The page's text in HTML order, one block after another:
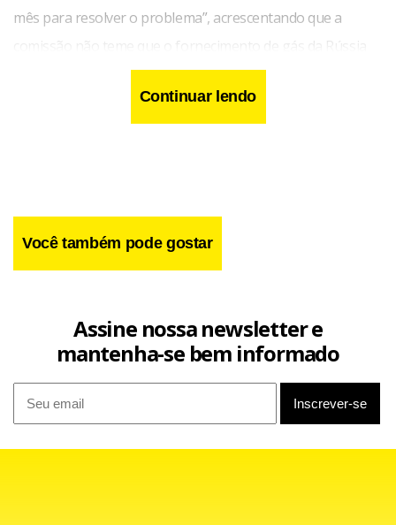
mês para resolver o problema”, acrescentando que a
comissão não teme que o fornecimento de gás da Rússia
para a Ucrânia possa ser interrompido nesse meio tempo.
Continuar lendo
Você também pode gostar
Assine nossa newsletter e
mantenha-se bem informado